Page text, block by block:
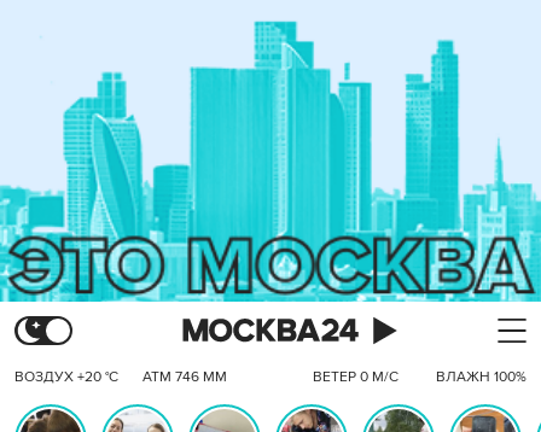
ВОЗДУХ +20 °C АТМ 746 ММ ВЕТЕР 0 М/С ВЛАЖН 100%